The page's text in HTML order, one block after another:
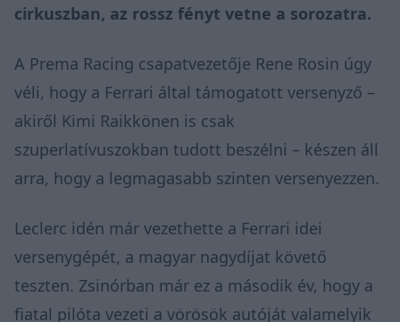
cirkuszban, az rossz fényt vetne a sorozatra.
A Prema Racing csapatvezetője Rene Rosin úgy
véli, hogy a Ferrari által támogatott versenyző –
akiről Kimi Raikkönen is csak
szuperlatívuszokban tudott beszélni – készen áll
arra, hogy a legmagasabb szinten versenyezzen.
Leclerc idén már vezethette a Ferrari idei
versenygépét, a magyar nagydíjat követő
teszten. Zsinórban már ez a második év, hogy a
fiatal pilóta vezeti a vörösök autóját valamelyik